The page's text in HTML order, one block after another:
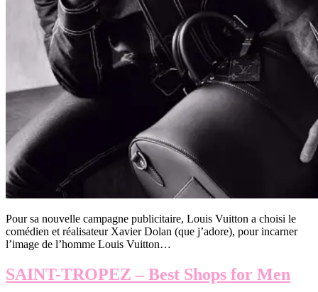
Pour sa nouvelle campagne publicitaire, Louis Vuitton a choisi le
comédien et réalisateur Xavier Dolan (que j’adore), pour incarner
l’image de l’homme Louis Vuitton…
SAINT-TROPEZ – Best Shops for Men